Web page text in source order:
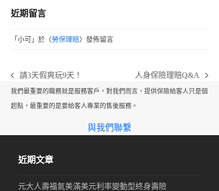
近期留言
「小可 」於〈勞保理賠〉發佈留言
previous
post:
請3天假爽玩9天！
next
post:
人身保險理賠Q&A
我們最重要的職務就是服務客戶，對我們而言，提供保險給客人只是個
起點，最重要的是要給客人專業的售後服務。
與我們聯繫
近期文章
元大人壽福氣美滿美元利率變動型終身壽險